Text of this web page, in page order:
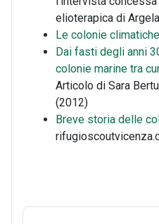
elioterapica di
Le colonie
Dai fasti degli anni
colonie marine tra
Articolo di Sara
(2012)
Breve storia delle